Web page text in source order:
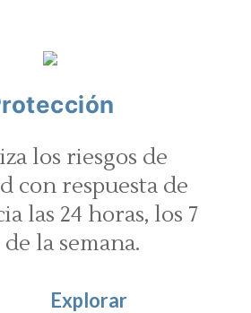
los riesgos de
con respuesta de
las 24 horas, los 7
de la semana.
Explorar